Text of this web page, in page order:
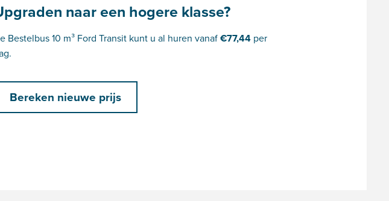
naar een hogere klasse?
Bestelbus 10 m³ Ford Transit kunt u al huren vanaf€77,44 per
Bereken nieuwe prijs